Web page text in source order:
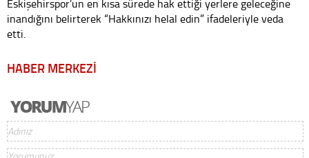
Eskişehirspor’un en kısa sürede hak ettiği yerlere geleceğine
inandığını belirterek “Hakkınızı helal edin” ifadeleriyle veda
etti.
HABER MERKEZİ